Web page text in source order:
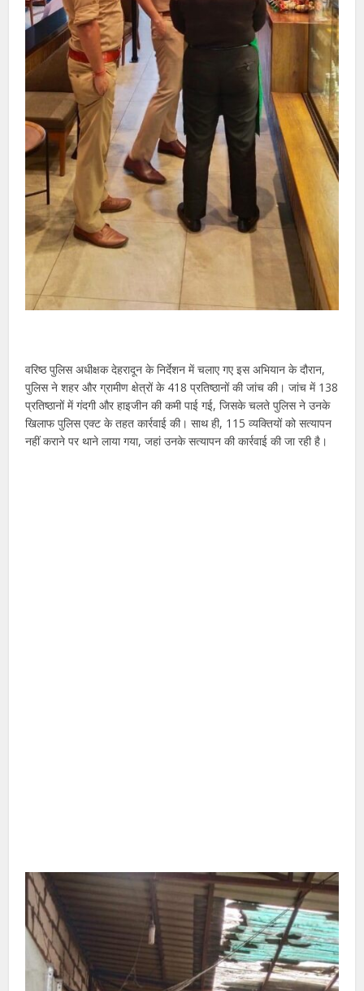
वरिष्ठ पुलिस अधीक्षक देहरादून के निर्देशन में चलाए गए इस अभियान के दौरान,
पुलिस ने शहर और ग्रामीण क्षेत्रों के 418 प्रतिष्ठानों की जांच की। जांच में 138
प्रतिष्ठानों में गंदगी और हाइजीन की कमी पाई गई, जिसके चलते पुलिस ने उनके
खिलाफ पुलिस एक्ट के तहत कार्रवाई की। साथ ही, 115 व्यक्तियों को सत्यापन
नहीं कराने पर थाने लाया गया, जहां उनके सत्यापन की कार्रवाई की जा रही है।